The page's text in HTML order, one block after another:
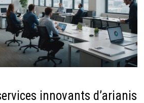
innovants d’arianis